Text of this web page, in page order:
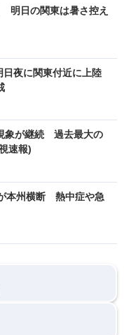
明日の関東は暑さ控え
夜に関東付近に上陸
象が継続 過去最大の
速報)
本州横断 熱中症や急